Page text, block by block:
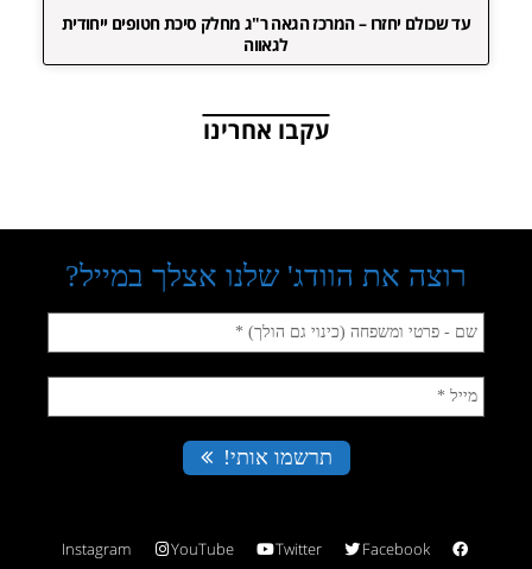
עד שכולם יחזרו – המרכז הגאה ר"ג מחלק סיכת חטופים ייחודית
לגאווה
עקבו אחרינו
Facebook
Twitter
YouTube
Instagram